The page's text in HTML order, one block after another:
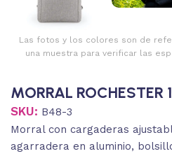
Las fotos y los colores son de
una muestra para verificar las
MORRAL ROCHESTER
SKU: B48-3
Morral con cargaderas
agarradera en aluminio,